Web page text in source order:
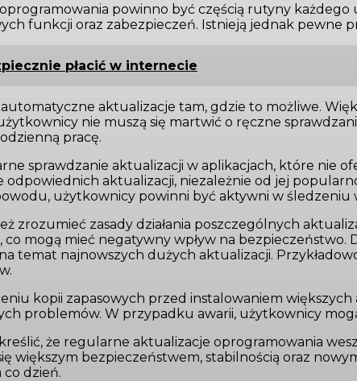
powinno być częścią rutyny
funkcji oraz zabezpieczeń. Istnieją jednak
płacić w internecie
automatyczne aktualizacje tam, gdzie to możliwe.
nie muszą się martwić o ręczne
pracę.
sprawdzanie aktualizacji w aplikacjach, które nie
aktualizacji, niezależnie od jej
użytkownicy powinni być aktywni w śledzeniu
zrozumieć zasady działania poszczególnych
mogą mieć negatywny wpływ na
temat najnowszych dużych aktualizacji.
kopii zapasowych przed instalowaniem
problemów. W przypadku awarii, użytkownicy
że regularne aktualizacje oprogramowania
większym bezpieczeństwem, stabilnością oraz
dzień.